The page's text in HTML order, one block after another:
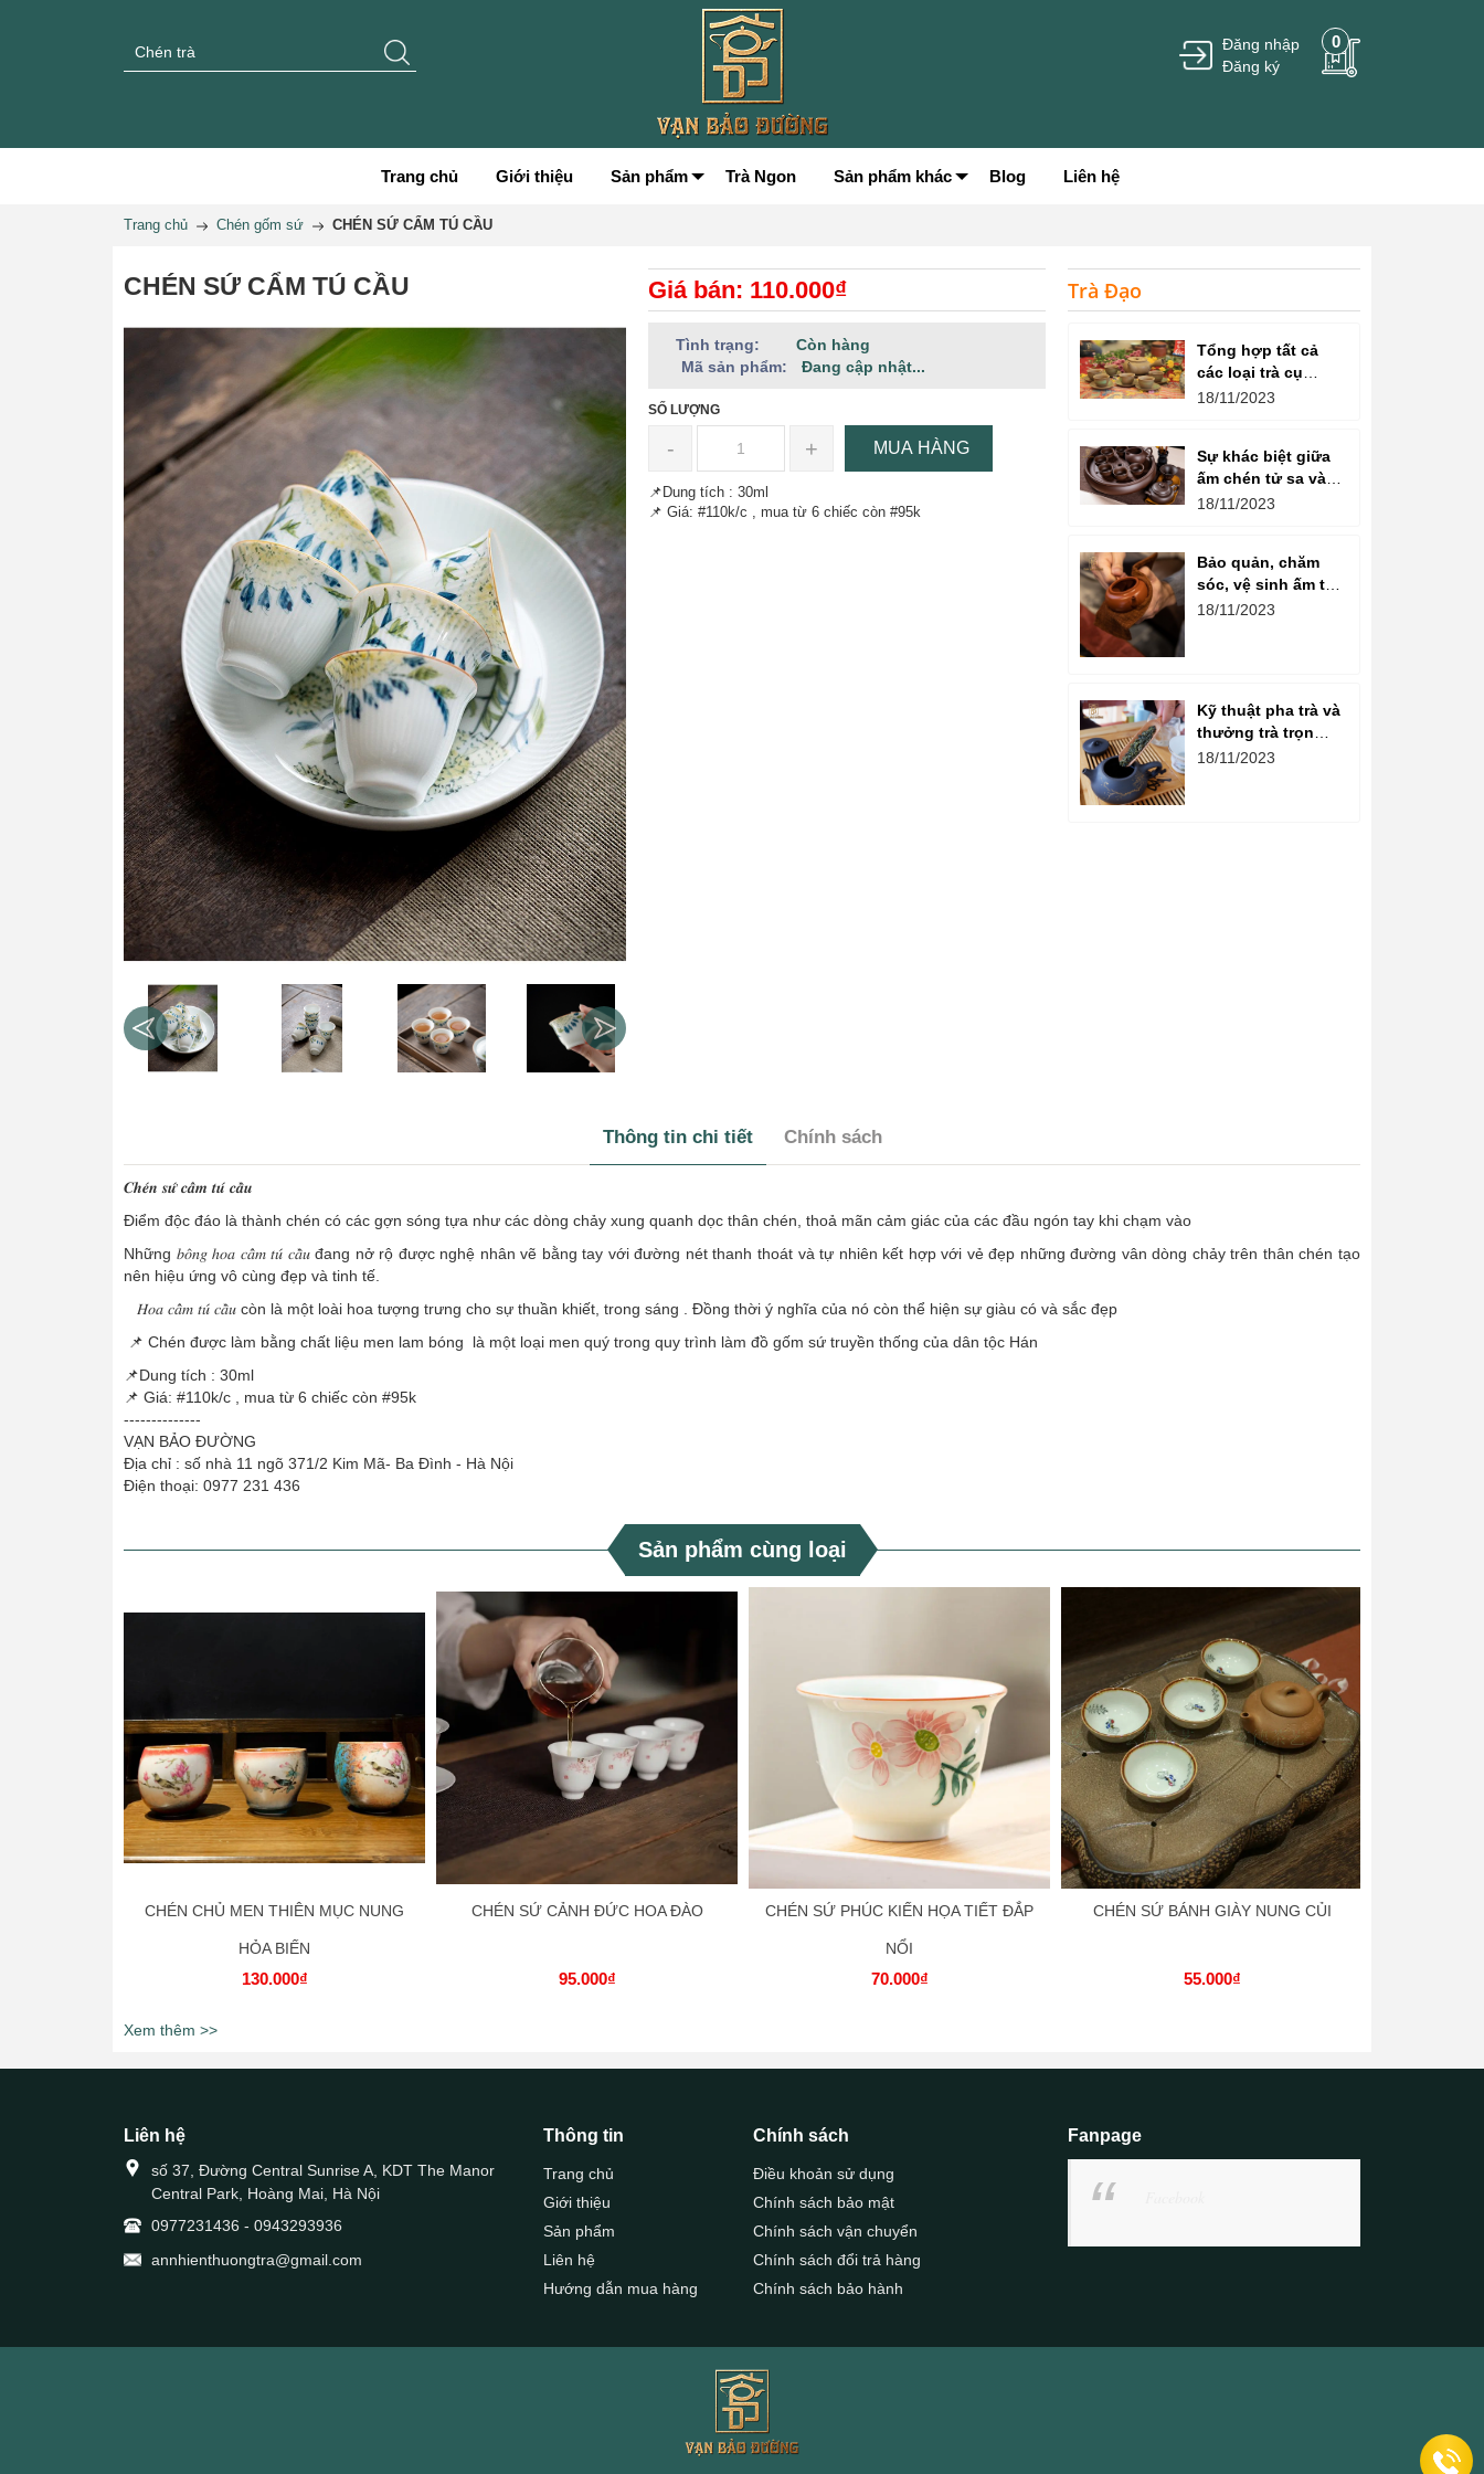
Đăng nhập
Đăng ký
0
Trang chủ Giới thiệu Sản phẩm Trà Ngon Sản phẩm khác Blog Liên hệ
Trang chủ Chén gốm sứ CHÉN SỨ CẨM TÚ CẦU
CHÉN SỨ CẨM TÚ CẦU Giá bán: 110.000₫
Tình trạng:
Còn hàng
Mã sản phẩm:
Đang cập nhật...
SỐ LƯỢNG
- + MUA HÀNG
📌Dung tích : 30ml
📌 Giá: #110k/c , mua từ 6 chiếc còn #95k
Trà Đạo
Tổng hợp tất cả
các loại trà cụ
trong nghệ thuật
18/11/2023
Sự khác biệt giữa
ấm chén tử sa và
ấm chén gốm là
18/11/2023
Bảo quản, chăm
sóc, vệ sinh ấm tử
sa đúng cách
18/11/2023
Kỹ thuật pha trà và
thưởng trà trọn
vẹn hương vị
18/11/2023
Thông tin chi tiết Chính sách
𝑪𝒉𝒆́𝒏 𝒔𝒖̛́ 𝒄𝒂̂̉𝒎 𝒕𝒖́ 𝒄𝒂̂̀𝒖
Điểm độc đáo là thành chén có các gợn sóng tựa như các dòng chảy xung quanh dọc thân chén, thoả mãn cảm giác của các đầu ngón tay khi chạm vào
Những 𝑏𝑜̂𝑛𝑔 ℎ𝑜𝑎 𝑐𝑎̂̉𝑚 𝑡𝑢́ 𝑐𝑎̂̀𝑢 đang nở rộ được nghệ nhân vẽ bằng tay với đường nét thanh thoát và tự nhiên kết hợp với vẻ đẹp những đường vân dòng chảy trên thân chén tạo
nên hiệu ứng vô cùng đẹp và tinh tế.
𝐻𝑜𝑎 𝑐𝑎̂̉𝑚 𝑡𝑢́ 𝑐𝑎̂̀𝑢 còn là một loài hoa tượng trưng cho sự thuần khiết, trong sáng . Đồng thời ý nghĩa của nó còn thể hiện sự giàu có và sắc đẹp
📌 Chén được làm bằng chất liệu men lam bóng là một loại men quý trong quy trình làm đồ gốm sứ truyền thống của dân tộc Hán
📌Dung tích : 30ml
📌 Giá: #110k/c , mua từ 6 chiếc còn #95k
--------------
VẠN BẢO ĐƯỜNG
Địa chỉ : số nhà 11 ngõ 371/2 Kim Mã- Ba Đình - Hà Nội
Điện thoại: 0977 231 436
Sản phẩm cùng loại
CHÉN CHỦ MEN THIÊN MỤC NUNG
HỎA BIẾN
130.000₫
CHÉN SỨ CẢNH ĐỨC HOA ĐÀO
95.000₫
CHÉN SỨ PHÚC KIẾN HỌA TIẾT ĐẮP
NỔI
70.000₫
CHÉN SỨ BÁNH GIÀY NUNG CỦI
55.000₫
Xem thêm >>
Liên hệ
số 37, Đường Central Sunrise A, KDT The Manor
Central Park, Hoàng Mai, Hà Nội
0977231436 - 0943293936
annhienthuongtra@gmail.com
Thông tin
Trang chủ
Giới thiệu
Sản phẩm
Liên hệ
Hướng dẫn mua hàng
Chính sách
Điều khoản sử dụng
Chính sách bảo mật
Chính sách vận chuyển
Chính sách đổi trả hàng
Chính sách bảo hành
Fanpage